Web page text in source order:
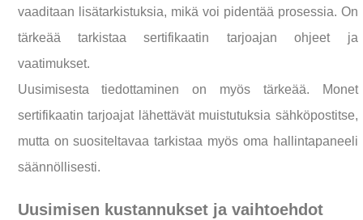
vaaditaan lisätarkistuksia, mikä voi pidentää prosessia. On
tärkeää tarkistaa sertifikaatin tarjoajan ohjeet ja
vaatimukset.
Uusimisesta tiedottaminen on myös tärkeää. Monet
sertifikaatin tarjoajat lähettävät muistutuksia sähköpostitse,
mutta on suositeltavaa tarkistaa myös oma hallintapaneeli
säännöllisesti.
Uusimisen kustannukset ja vaihtoehdot